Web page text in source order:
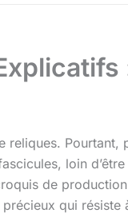
reliques.
loin
de
qui résiste